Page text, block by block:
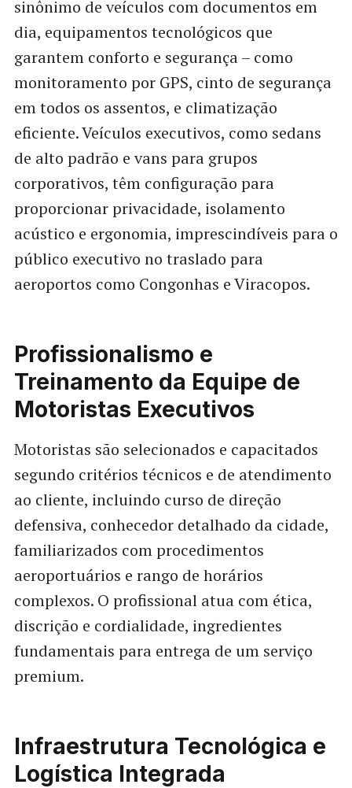
sinônimo de veículos com documentos em
dia, equipamentos tecnológicos que
garantem conforto e segurança – como
monitoramento por GPS, cinto de segurança
em todos os assentos, e climatização
eficiente. Veículos executivos, como sedans
de alto padrão e vans para grupos
corporativos, têm configuração para
proporcionar privacidade, isolamento
acústico e ergonomia, imprescindíveis para o
público executivo no traslado para
aeroportos como Congonhas e Viracopos.
Profissionalismo e
Treinamento da Equipe de
Motoristas Executivos
Motoristas são selecionados e capacitados
segundo critérios técnicos e de atendimento
ao cliente, incluindo curso de direção
defensiva, conhecedor detalhado da cidade,
familiarizados com procedimentos
aeroportuários e rango de horários
complexos. O profissional atua com ética,
discrição e cordialidade, ingredientes
fundamentais para entrega de um serviço
premium.
Infraestrutura Tecnológica e
Logística Integrada